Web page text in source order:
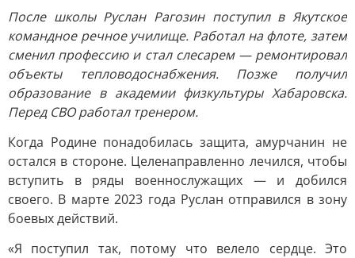
После школы Руслан Рагозин поступил в Якутское
командное речное училище. Работал на флоте, затем
сменил профессию и стал слесарем — ремонтировал
объекты тепловодоснабжения. Позже получил
образование в академии физкультуры Хабаровска.
Перед СВО работал тренером.
Когда Родине понадобилась защита, амурчанин не
остался в стороне. Целенаправленно лечился, чтобы
вступить в ряды военнослужащих — и добился
своего. В марте 2023 года Руслан отправился в зону
боевых действий.
«Я поступил так, потому что велело сердце. Это